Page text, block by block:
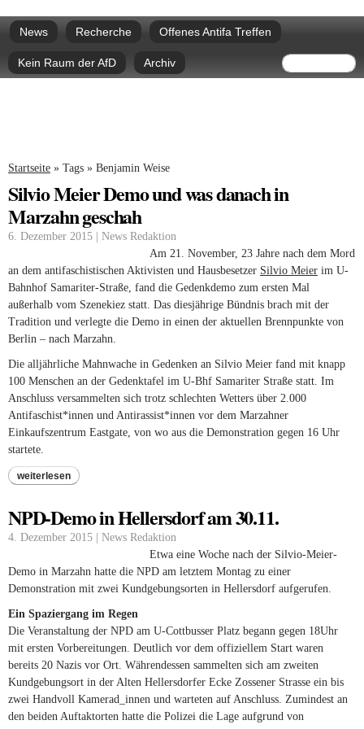
zum
Hauptmenü
News Recherche Offenes Antifa Treffen
Kein Raum der AfD Archiv Suche
Sie sind hier
Startseite » Tags » Benjamin Weise
Silvio Meier Demo und was danach in
Marzahn geschah
6. Dezember 2015 | News Redaktion
Am 21. November, 23 Jahre nach dem Mord
an dem antifaschistischen Aktivisten und Hausbesetzer Silvio Meier im U-
Bahnhof Samariter-Straße, fand die Gedenkdemo zum ersten Mal
außerhalb vom Szenekiez statt. Das diesjährige Bündnis brach mit der
Tradition und verlegte die Demo in einen der aktuellen Brennpunkte von
Berlin – nach Marzahn.
Die alljährliche Mahnwache in Gedenken an Silvio Meier fand mit knapp
100 Menschen an der Gedenktafel im U-Bhf Samariter Straße statt. Im
Anschluss versammelten sich trotz schlechten Wetters über 2.000
Antifaschist*innen und Antirassist*innen vor dem Marzahner
Einkaufszentrum Eastgate, von wo aus die Demonstration gegen 16 Uhr
startete.
weiterlesen
NPD-Demo in Hellersdorf am 30.11.
4. Dezember 2015 | News Redaktion
Etwa eine Woche nach der Silvio-Meier-
Demo in Marzahn hatte die NPD am letztem Montag zu einer
Demonstration mit zwei Kundgebungsorten in Hellersdorf aufgerufen.
Ein Spaziergang im Regen
Die Veranstaltung der NPD am U-Cottbusser Platz begann gegen 18Uhr
mit ersten Vorbereitungen. Deutlich vor dem offiziellem Start waren
bereits 20 Nazis vor Ort. Währendessen sammelten sich am zweiten
Kundgebungsort in der Alten Hellersdorfer Ecke Zossener Strasse ein bis
zwei Handvoll Kamerad_innen und warteten auf Anschluss. Zumindest an
den beiden Auftaktorten hatte die Polizei die Lage aufgrund von